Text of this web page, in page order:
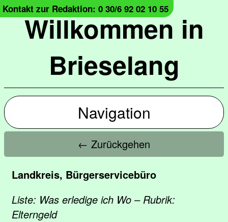
Willkommen in
Brieselang
Kontakt zur Redaktion: 0 30/6 92 02 10 55
Navigation
← Zurückgehen
Landkreis, Bürgerservicebüro
Liste: Was erledige ich Wo – Rubrik:
Elterngeld